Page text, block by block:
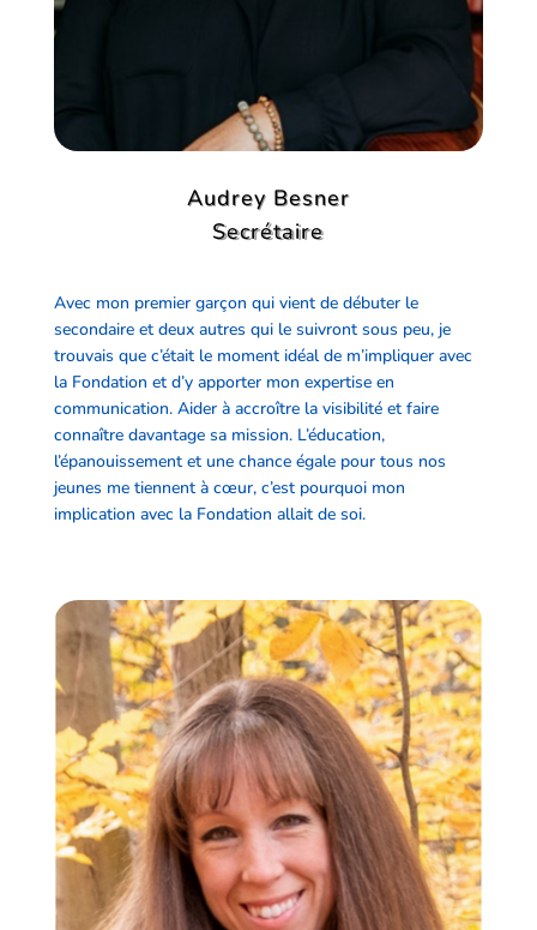
Audrey Besner
Secrétaire
Avec mon premier garçon qui vient de débuter le
secondaire et deux autres qui le suivront sous peu, je
trouvais que c’était le moment idéal de m’impliquer avec
la Fondation et d’y apporter mon expertise en
communication. Aider à accroître la visibilité et faire
connaître davantage sa mission. L’éducation,
l’épanouissement et une chance égale pour tous nos
jeunes me tiennent à cœur, c’est pourquoi mon
implication avec la Fondation allait de soi.